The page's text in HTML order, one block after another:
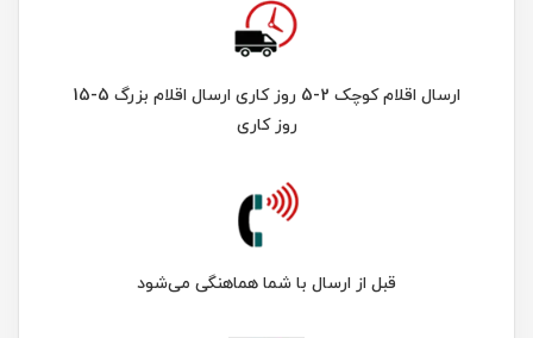
ارسال اقلام کوچک 2-5 روز کاری ارسال اقلام بزرگ 5-15
روز کاری
قبل از ارسال با شما هماهنگی می‌شود